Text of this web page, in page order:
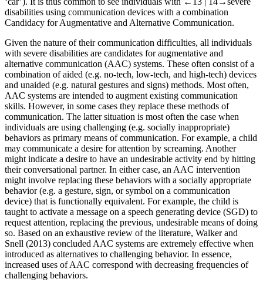
disabilities using communication devices with a combination
Candidacy for Augmentative and Alternative Communication.
Given the nature of their communication difficulties, all individuals
with severe disabilities are candidates for augmentative and
alternative communication (AAC) systems. These often consist of a
combination of aided (e.g. no-tech, low-tech, and high-tech) devices
and unaided (e.g. natural gestures and signs) methods. Most often,
AAC systems are intended to augment existing communication
skills. However, in some cases they replace these methods of
communication. The latter situation is most often the case when
individuals are using challenging (e.g. socially inappropriate)
behaviors as primary means of communication. For example, a child
may communicate a desire for attention by screaming. Another
might indicate a desire to have an undesirable activity end by hitting
their conversational partner. In either case, an AAC intervention
might involve replacing these behaviors with a socially appropriate
behavior (e.g. a gesture, sign, or symbol on a communication
device) that is functionally equivalent. For example, the child is
taught to activate a message on a speech generating device (SGD) to
request attention, replacing the previous, undesirable means of doing
so. Based on an exhaustive review of the literature, Walker and
Snell (2013) concluded AAC systems are extremely effective when
introduced as alternatives to challenging behavior. In essence,
increased uses of AAC correspond with decreasing frequencies of
challenging behaviors.